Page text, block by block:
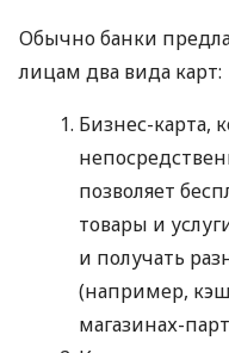
Обычно банки
лицам два вида карт:
Бизнес-карта,
позволяет
товары и
и получать
(например,
магазинах-